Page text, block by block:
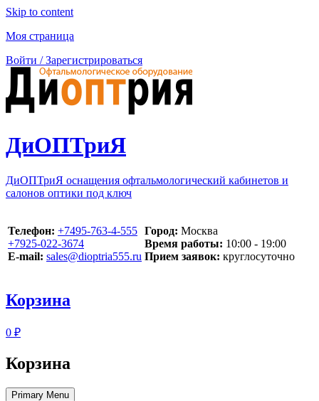
Skip to content
Моя страница
Войти / Зарегистрироваться
ДиОПТриЯ
ДиОПТриЯ оснащения офтальмологический кабинетов и
салонов оптики под ключ
Телефон: ‪+7495-763-4-555‬
‪+7925-022-3674‬
E-mail: sales@dioptria555.ru
Город: Москва
Время работы: 10:00 - 19:00
Прием заявок: круглосуточно
Корзина
0 ₽
Корзина
Primary Menu